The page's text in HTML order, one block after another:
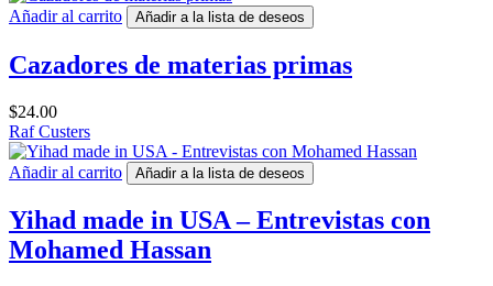
Añadir al carrito Añadir a la lista de deseos
Cazadores de materias primas
$24.00
Raf Custers
Añadir al carrito Añadir a la lista de deseos
Yihad made in USA – Entrevistas con
Mohamed Hassan